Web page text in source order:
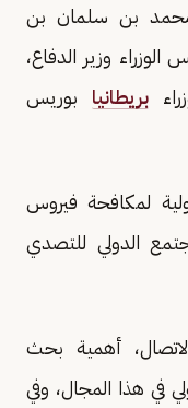
محمد بن سلمان بن
وزير الدفاع،
بريطانيا بوريس
لمكافحة فيروس
الدولي للتصدي
أهمية بحث
في هذا المجال، وفي